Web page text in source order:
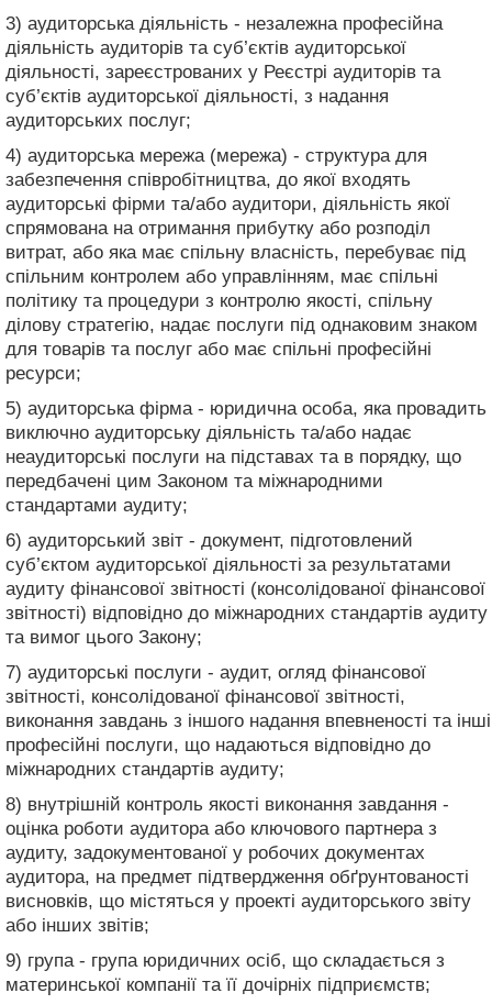
3) аудиторська діяльність - незалежна професійна
діяльність аудиторів та суб’єктів аудиторської
діяльності, зареєстрованих у Реєстрі аудиторів та
суб’єктів аудиторської діяльності, з надання
аудиторських послуг;
4) аудиторська мережа (мережа) - структура для
забезпечення співробітництва, до якої входять
аудиторські фірми та/або аудитори, діяльність якої
спрямована на отримання прибутку або розподіл
витрат, або яка має спільну власність, перебуває під
спільним контролем або управлінням, має спільні
політику та процедури з контролю якості, спільну
ділову стратегію, надає послуги під однаковим знаком
для товарів та послуг або має спільні професійні
ресурси;
5) аудиторська фірма - юридична особа, яка провадить
виключно аудиторську діяльність та/або надає
неаудиторські послуги на підставах та в порядку, що
передбачені цим Законом та міжнародними
стандартами аудиту;
6) аудиторський звіт - документ, підготовлений
суб’єктом аудиторської діяльності за результатами
аудиту фінансової звітності (консолідованої фінансової
звітності) відповідно до міжнародних стандартів аудиту
та вимог цього Закону;
7) аудиторські послуги - аудит, огляд фінансової
звітності, консолідованої фінансової звітності,
виконання завдань з іншого надання впевненості та інші
професійні послуги, що надаються відповідно до
міжнародних стандартів аудиту;
8) внутрішній контроль якості виконання завдання -
оцінка роботи аудитора або ключового партнера з
аудиту, задокументованої у робочих документах
аудитора, на предмет підтвердження обґрунтованості
висновків, що містяться у проекті аудиторського звіту
або інших звітів;
9) група - група юридичних осіб, що складається з
материнської компанії та її дочірніх підприємств;